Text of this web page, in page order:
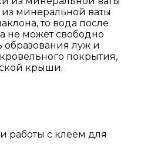
из минеральной ваты
то вода после
не может свободно
образования луж и
покрытия,
крыши.